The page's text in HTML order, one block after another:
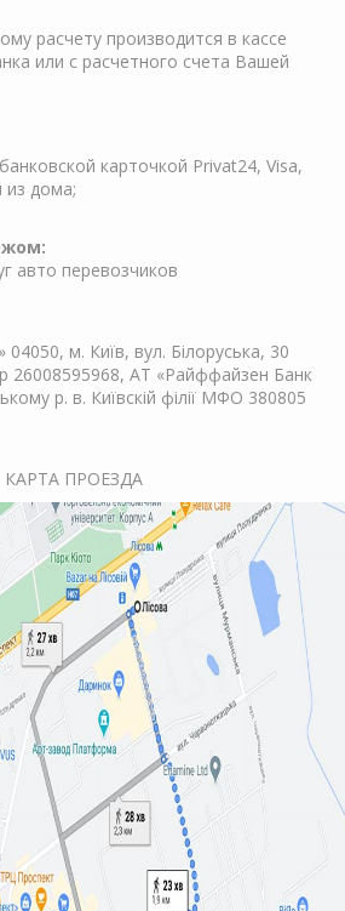
расчету производится в кассе
или с расчетного счета Вашей
карточкой Privat24, Visa,
из дома;
авто перевозчиков
м. Київ, вул. Білоруська, 30
26008595968, АТ «Райффайзен Банк
р. в. Київскій філії МФО 380805
КАРТА ПРОЕЗДА